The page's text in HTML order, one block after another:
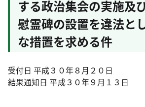
する政治集会の実施及
慰霊碑の設置を違法と
な措置を求める件
受付日 平成３０年８月２０日
結果通知日 平成３０年９月１３日